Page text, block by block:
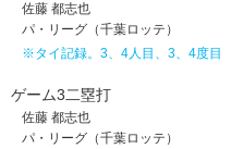
佐藤 都志也
パ・リーグ（千葉ロッテ）
※タイ記録。3、4人目、3、4度目
ゲーム3二塁打
佐藤 都志也
パ・リーグ（千葉ロッテ）